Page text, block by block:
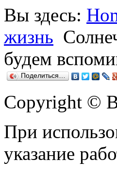
Вы здесь:
жизнь
будем
Поделиться…
Copyright ©
При
указание